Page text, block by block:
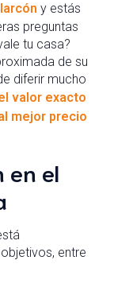
y estás
preguntas
tu casa?
de su
diferir mucho
valor exacto
mejor precio
en el
entre